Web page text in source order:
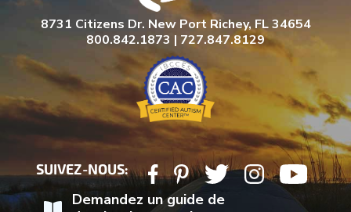
8731 Citizens Dr. New Port Richey, FL 34654
800.842.1873 | 727.847.8129
SUIVEZ-NOUS:
Demandez un guide de